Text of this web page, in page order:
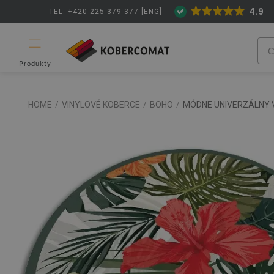
TEL: +420 225 379 377 [ENG] 4.9
Produkty
HOME / VINYLOVÉ KOBERCE / BOHO / MÓDNE UNIVERZÁLNY